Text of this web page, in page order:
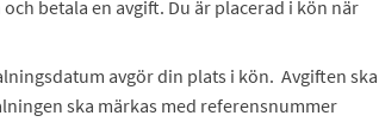
betala en avgift. Du är placerad i kön när
avgör din plats i kön. Avgiften ska
ska märkas med referensnummer